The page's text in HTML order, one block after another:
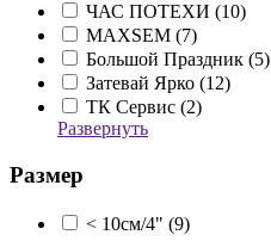
ЧАС ПОТЕХИ (10)
MAXSEM (7)
Большой Праздник (5)
Затевай Ярко (12)
ТК Сервис (2)
Развернуть
Размер
< 10см/4" (9)